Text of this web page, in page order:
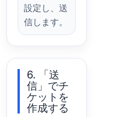
設定し、送
信します。
6. 「送
信」でチ
ケットを
作成する